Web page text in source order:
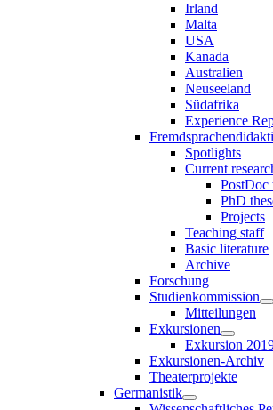
Irland
Malta
USA
Kanada
Australien
Neuseeland
Südafrika
Experience
Spotlights
Current
PostDoc
PhD
Projects
Teaching staff
Basic literature
Archive
Forschung
Studienkommission
Mitteilungen
Exkursionen
Exkursion
Exkursionen-Archiv
Theaterprojekte
Germanistik